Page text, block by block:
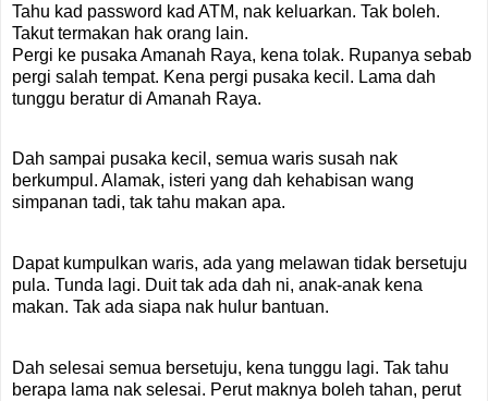
Tahu kad password kad ATM, nak keluarkan. Tak boleh.
Takut termakan hak orang lain.
Pergi ke pusaka Amanah Raya, kena tolak. Rupanya sebab
pergi salah tempat. Kena pergi pusaka kecil. Lama dah
tunggu beratur di Amanah Raya.
Dah sampai pusaka kecil, semua waris susah nak
berkumpul. Alamak, isteri yang dah kehabisan wang
simpanan tadi, tak tahu makan apa.
Dapat kumpulkan waris, ada yang melawan tidak bersetuju
pula. Tunda lagi. Duit tak ada dah ni, anak-anak kena
makan. Tak ada siapa nak hulur bantuan.
Dah selesai semua bersetuju, kena tunggu lagi. Tak tahu
berapa lama nak selesai. Perut maknya boleh tahan, perut